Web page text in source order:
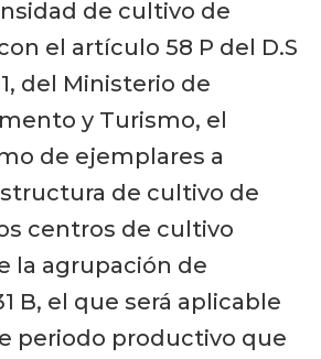
de cultivo de
el artículo 58 P del D.S
del Ministerio de
y Turismo, el
de ejemplares a
de cultivo de
centros de cultivo
la agrupación de
B, el que será aplicable
periodo productivo que